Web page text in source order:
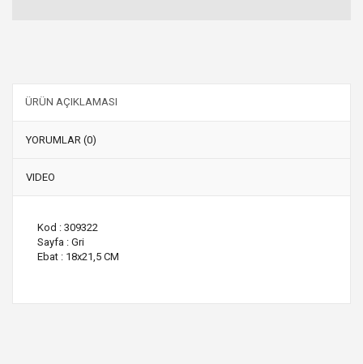
ÜRÜN AÇIKLAMASI
YORUMLAR (0)
VIDEO
Kod : 309322
Sayfa : Gri
Ebat : 18x21,5 CM